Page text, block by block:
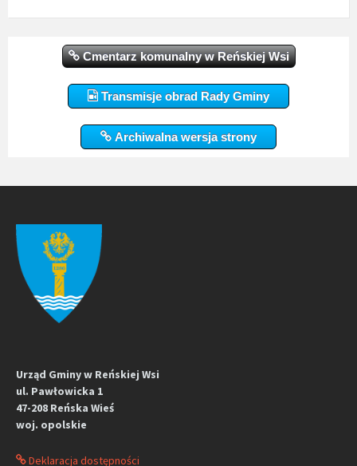
Cmentarz komunalny w Reńskiej Wsi
Transmisje obrad Rady Gminy
Archiwalna wersja strony
Urząd Gminy w Reńskiej Wsi
ul. Pawłowicka 1
47-208 Reńska Wieś
woj. opolskie
Deklaracja dostępności